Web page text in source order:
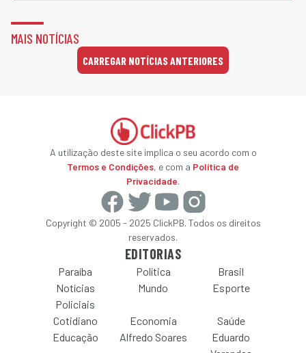
MAIS NOTÍCIAS
CARREGAR NOTÍCIAS ANTERIORES
A utilização deste site implica o seu acordo com o
Termos e Condições, e com a Política de
Privacidade.
Copyright © 2005 - 2025 ClickPB. Todos os direitos
reservados.
EDITORIAS
Paraíba Política
Brasil
Notícias
Policiais
Mundo Esporte
Cotidiano Economia
Saúde
Educação
Alfredo Soares
Eduardo